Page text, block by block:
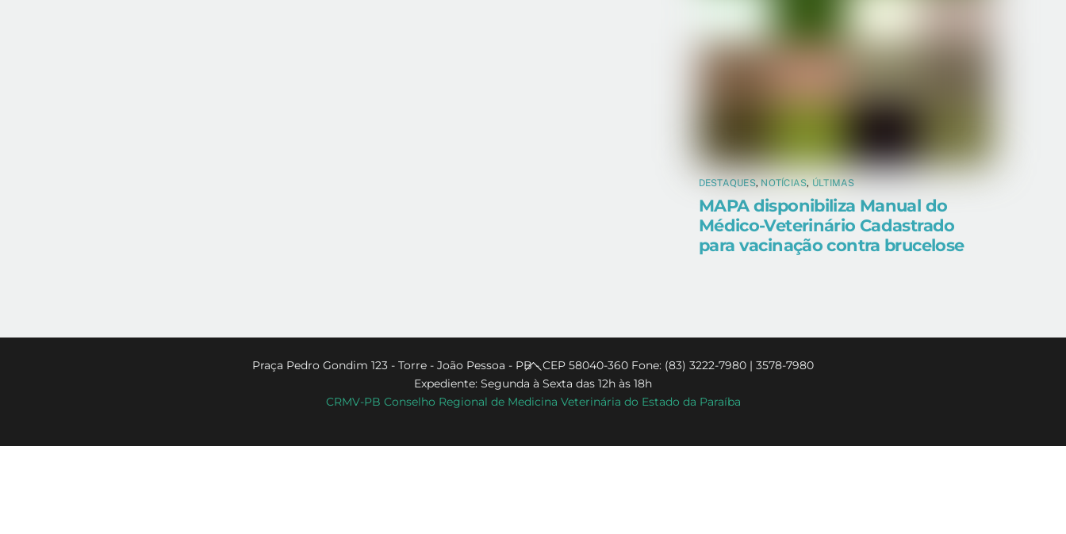
DESTAQUES, NOTÍCIAS, ÚLTIMAS
MAPA disponibiliza Manual do
Médico-Veterinário Cadastrado
para vacinação contra brucelose
Back
To
Top
Praça Pedro Gondim 123 - Torre - João Pessoa - PB - CEP 58040-360 Fone: (83) 3222-7980 | 3578-7980
Expediente: Segunda à Sexta das 12h às 18h
CRMV-PB Conselho Regional de Medicina Veterinária do Estado da Paraíba